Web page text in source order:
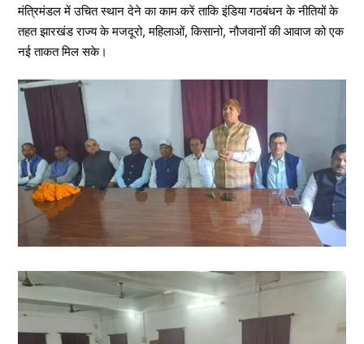
मंत्रिमंडल में उचित स्थान देने का काम करें ताकि इंडिया गठबंधन के नीतियों के
तहत झारखंड राज्य के मजदूरो, महिलाओं, किसानो, नौजवानों की आवाज को एक
नई ताकत मिल सके।